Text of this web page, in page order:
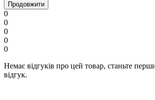
Продовжити
0
0
0
0
0
Немає відгуків про цей товар, станьте
відгук.